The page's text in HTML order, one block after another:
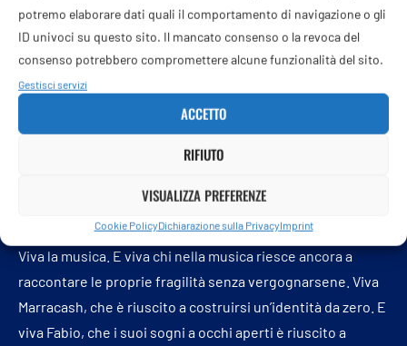
potremo elaborare dati quali il comportamento di navigazione o gli
ID univoci su questo sito. Il mancato consenso o la revoca del
consenso potrebbero compromettere alcune funzionalità del sito.
Gestisci servizi
ACCETTO
RIFIUTO
VISUALIZZA PREFERENZE
Cookie PolicyDichiarazione sulla PrivacyImprint
davvero tutto ciò che sognavi. E forse, a volte, basterebbe
guardare gli occhi di una madre orgogliosa per capire fino
in fondo cosa si è diventati. Marracash è questo. E molto
altro. Lui lo sa. Fabio forse lo sta ancora capendo. Ma una
cosa è certa: l’oblio non gli appartiene. La sua storia è
ancora all’inizio.
raccontare. Lui sta ancora scrivendo il suo libro. Noi,
forse, siamo solo a metà. Ma sì, l’oblio non gli appartiene.
Viva la musica. E viva chi nella musica riesce ancora a
raccontare le proprie fragilità senza vergognarsene. Viva
Marracash, che è riuscito a costruirsi un’identità da zero. E
viva Fabio, che i suoi sogni a occhi aperti è riuscito a